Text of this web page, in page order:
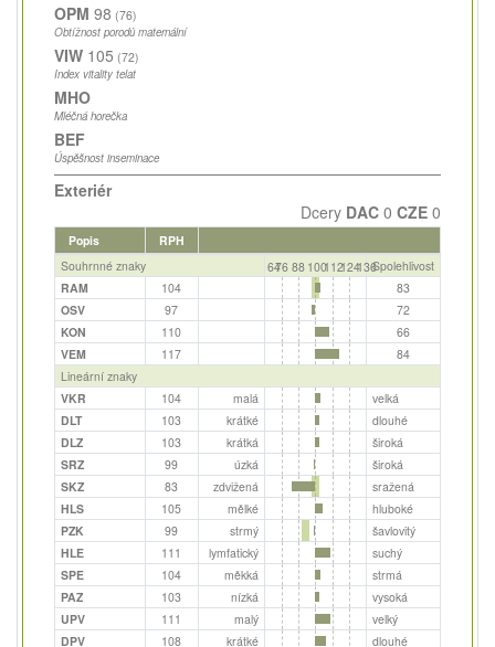
OPM 98 (76)
Obtížnost porodů maternální
VIW 105 (72)
Index vitality telat
MHO
Mléčná horečka
BEF
Úspěšnost inseminace
Exteriér
Dcery DAC0 CZE0
Popis
RPH
Souhrnné znaky
6476 88 100112124136Spolehlivost
RAM
104
83
OSV
97
72
KON
110
66
VEM
117
84
Lineární znaky
VKR
104 malá
velká
DLT
103 krátké
dlouhé
DLZ
103 krátká
široká
SRZ
99 úzká
široká
SKZ
83 zdvižená
sražená
HLS
105 mělké
hluboké
PZK
99 strmý
šavlovitý
HLE
111 lymfatický
suchý
SPE
104 měkká
strmá
PAZ
103 nízká
vysoká
UPV
111 malý
velký
DPV
108 krátké dlouhé